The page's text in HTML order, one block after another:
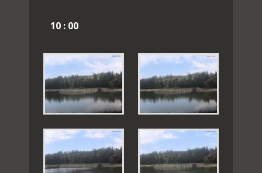
10 : 00